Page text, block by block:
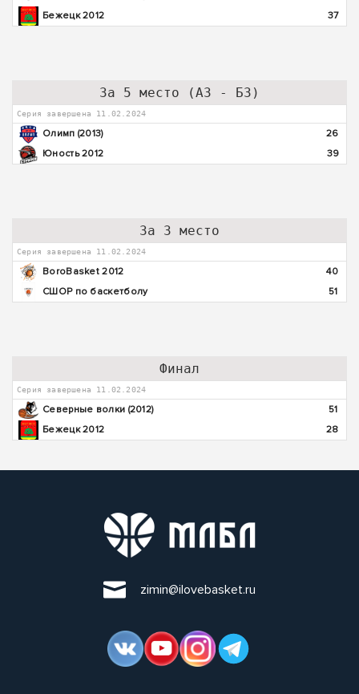
Бежецк 2012
37
За 5 место (А3 - Б3)
Серия завершена 11.02.2024
Олимп (2013)
26
Юность 2012
39
За 3 место
Серия завершена 11.02.2024
BoroBasket 2012
40
СШОР по баскетболу
51
Финал
Серия завершена 11.02.2024
Северные волки (2012)
51
Бежецк 2012
28
zimin@ilovebasket.ru